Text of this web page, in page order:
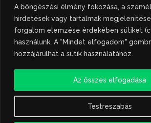
A böngészési élmény fokozása, a
hirdetések vagy tartalmak
forgalom elemzése érdekében sütiket
használunk. A "Mindet elfogadom"
hozzájárulhat a sütik használatához.
Testreszabás
Az összes elfogadása
tartalom a portált működtető Gion
Központ szellemi tulajdonát képezik,
tulajdont a nemzetközi és szerbiai
jogosulatlan felhasználás büntető- és
következményeket von maga után. A
ismertetése, illetve közzétett fotók
csak hivatkozással, illetve a forrás
Hivatkozás formája: szenttamas.rs